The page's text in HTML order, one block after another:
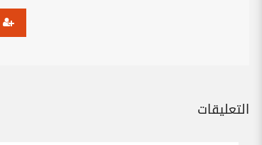
التعليقات